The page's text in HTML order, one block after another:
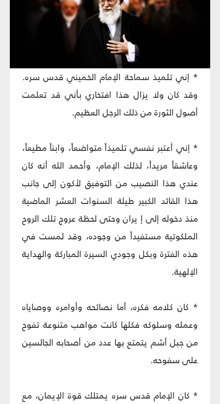
* إني تلميذ سماحة الإمام الخميني قدس سره.
وقد كان ولا يزال هذا افتخاري بأني قد تعلمت
أصول الثورة من ذلك الرجل العظيم.
* إني أعتبر نفسي تلميذاً متواضعاً، وابناً مطيعاً،
وعاشقاً مريداً، لذلك الإمام، وأحمد الله أنه كان
عندي هذا النصيب من التوفيق لأكون إلى جانب
هذا القائد الكبير طيلة السنوات العشر الماضية
منذ دخوله إلى إ يران وحتى لحظة عروج تلك الروح
الملكوتية مستفيداً من وجوده، وقد لمست في
هذه الفترة وبكل وجودي السيرة المباركة والهداية
الإلهية.
* كان كلامه فكره، أما نصائحه وأوامره ووصاياه
وعمله وسلوكه فكلها كانت مواهب متنوعة تفوح
من جبل أشم يتمتع بها عدد من أصحابه الجالسين
على سفوحه.
* كان الإمام قدس سره يمتلك قوة الإيمان، مع